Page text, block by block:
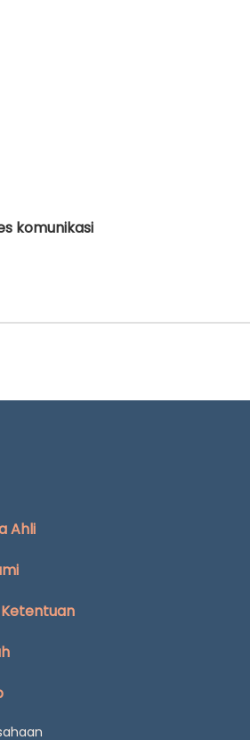
komunikasi
Ahli